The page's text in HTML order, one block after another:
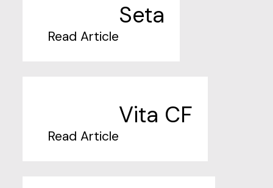
Seta
Read Article
Vita CF
Read Article